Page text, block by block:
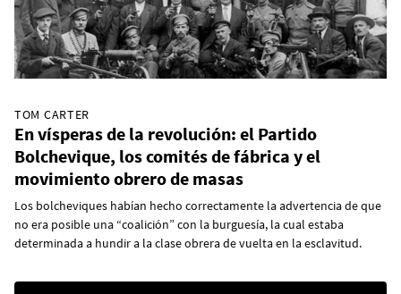
TOM CARTER
En vísperas de la revolución: el Partido
Bolchevique, los comités de fábrica y el
movimiento obrero de masas
Los bolcheviques habían hecho correctamente la advertencia de que
no era posible una “coalición” con la burguesía, la cual estaba
determinada a hundir a la clase obrera de vuelta en la esclavitud.